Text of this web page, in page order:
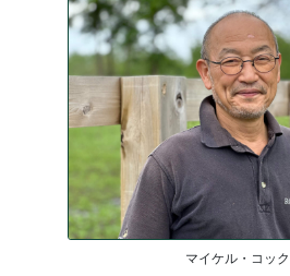
マイケル・コック